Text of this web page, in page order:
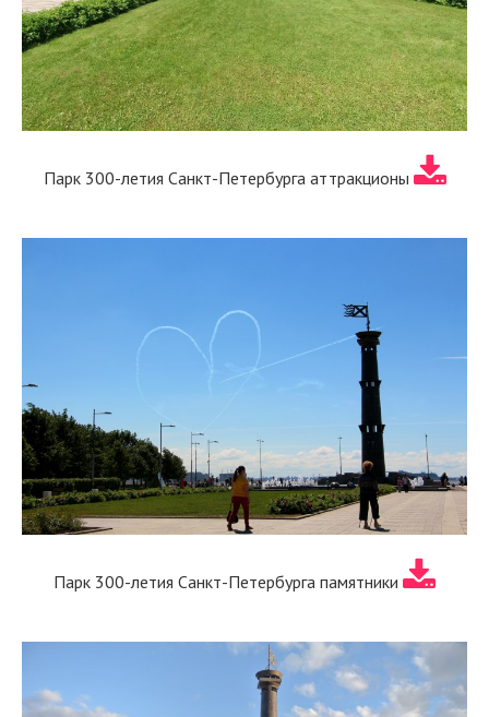
Парк 300-летия Санкт-Петербурга аттракционы
Парк 300-летия Санкт-Петербурга памятники